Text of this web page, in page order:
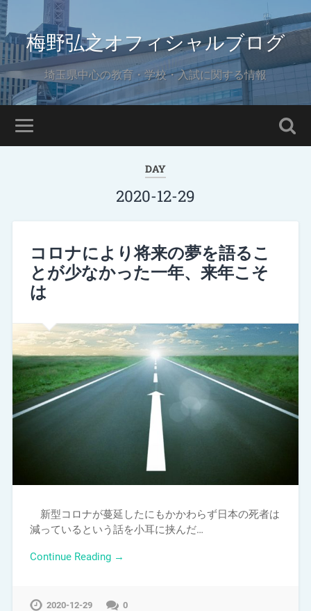
梅野弘之オフィシャルブログ
埼玉県中心の教育・学校・入試に関する情報
DAY
2020-12-29
コロナにより将来の夢を語るこ
とが少なかった一年、来年こそ
は
新型コロナが蔓延したにもかかわらず日本の死者は
減っているという話を小耳に挟んだ…
Continue Reading →
2020-12-29 0